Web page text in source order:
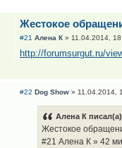
Жестокое
#21 Алена К » 11.04.2014,
http://forumsurgut.ru/
#22 Dog Show » 11.04.2014,
Алена К
Жестокое
#21 Алена К » 42